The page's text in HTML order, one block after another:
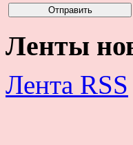
Ленты
Лента RSS